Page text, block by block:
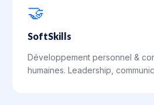
🤝
SoftSkills
Développement personnel &
humaines. Leadership,